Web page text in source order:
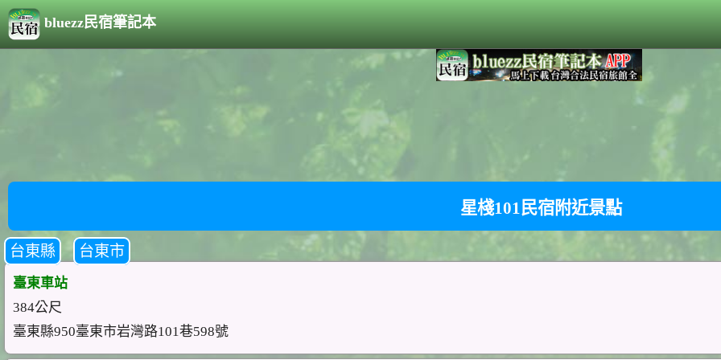
bluezz民宿筆記本
星棧101民宿附近景點
台東縣 台東市
臺東車站
384公尺
臺東縣950臺東市岩灣路101巷598號